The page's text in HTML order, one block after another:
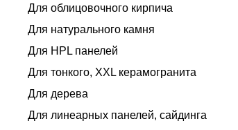
Для облицовочного кирпича
Для натурального камня
Для HPL панелей
Для тонкого, XXL керамогранита
Для дерева
Для линеарных панелей, сайдинга